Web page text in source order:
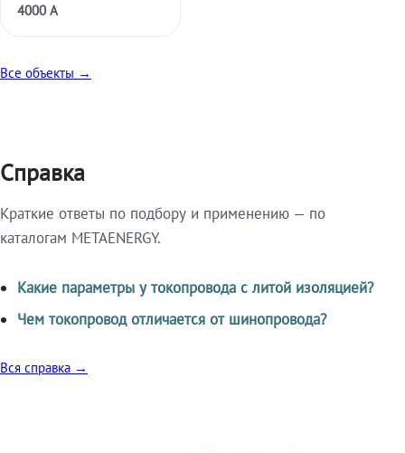
4000 А
Все объекты →
Справка
Краткие ответы по подбору и применению — по
каталогам METAENERGY.
Какие параметры у токопровода с литой изоляцией?
Чем токопровод отличается от шинопровода?
Вся справка →